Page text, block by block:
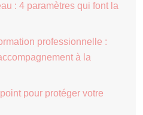
: 4 paramètres qui font la
professionnelle :
à la
pour protéger votre